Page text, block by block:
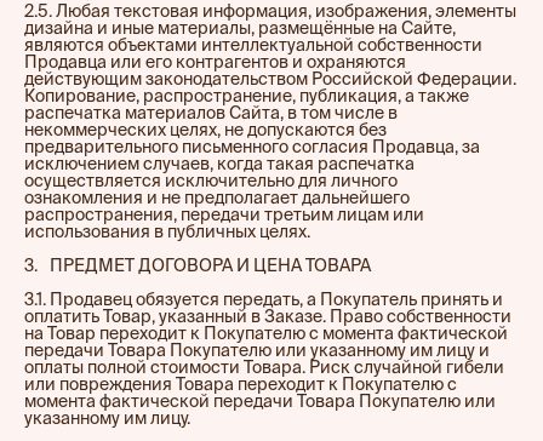
2.5. Любая текстовая информация, изображения, элементы
дизайна и иные материалы, размещённые на Сайте,
являются объектами интеллектуальной собственности
Продавца или его контрагентов и охраняются
действующим законодательством Российской Федерации.
Копирование, распространение, публикация, а также
распечатка материалов Сайта, в том числе в
некоммерческих целях, не допускаются без
предварительного письменного согласия Продавца, за
исключением случаев, когда такая распечатка
осуществляется исключительно для личного
ознакомления и не предполагает дальнейшего
распространения, передачи третьим лицам или
использования в публичных целях.
3.⠀ПРЕДМЕТ ДОГОВОРА И ЦЕНА ТОВАРА
3.1. Продавец обязуется передать, а Покупатель принять и
оплатить Товар, указанный в Заказе. Право собственности
на Товар переходит к Покупателю с момента фактической
передачи Товара Покупателю или указанному им лицу и
оплаты полной стоимости Товара. Риск случайной гибели
или повреждения Товара переходит к Покупателю с
момента фактической передачи Товара Покупателю или
указанному им лицу.